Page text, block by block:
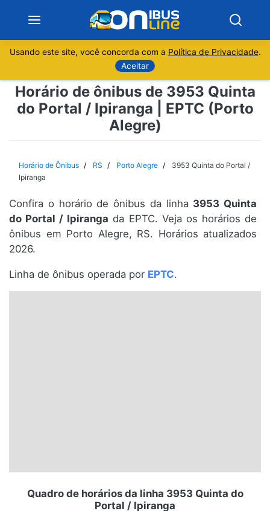
Sobre
Espírito Santo
Paraná
Santa Catarina
Usando este site, você concorda com a Política de Privacidade.
Aceitar
Horário de ônibus de 3953 Quinta
do Portal / Ipiranga | EPTC (Porto
Alegre)
Horário de Ônibus RS Porto Alegre
3953 Quinta do Portal /
Ipiranga
Confira o horário de ônibus da linha 3953 Quinta
do Portal / Ipiranga da EPTC. Veja os horários de
ônibus em Porto Alegre, RS. Horários atualizados
2026.
Linha de ônibus operada por EPTC.
Quadro de horários da linha 3953 Quinta do
Portal / Ipiranga